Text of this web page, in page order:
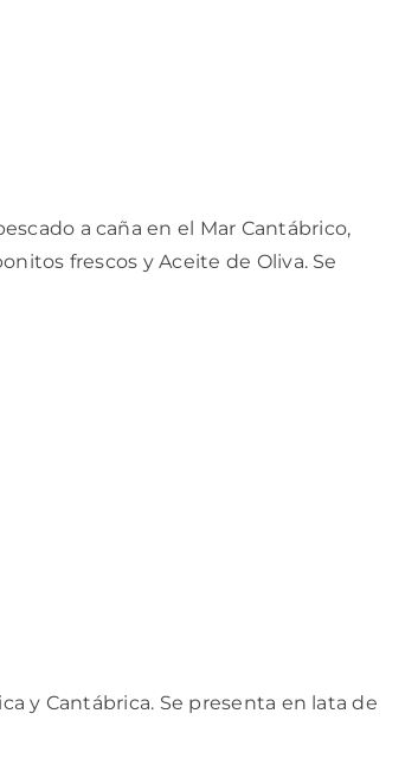
a caña en el Mar Cantábrico,
frescos y Aceite de Oliva. Se
y Cantábrica. Se presenta en lata de